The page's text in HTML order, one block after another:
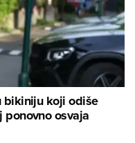
bikiniju koji odiše
ponovno osvaja